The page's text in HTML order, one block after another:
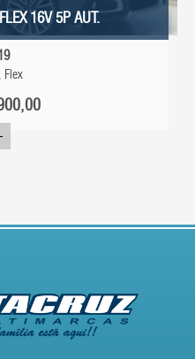
16V 5P AUT.
Flex